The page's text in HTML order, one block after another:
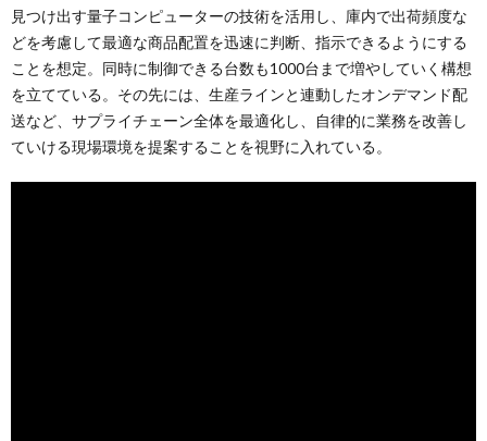
見つけ出す量子コンピューターの技術を活用し、庫内で出荷頻度な
どを考慮して最適な商品配置を迅速に判断、指示できるようにする
ことを想定。同時に制御できる台数も1000台まで増やしていく構想
を立てている。その先には、生産ラインと連動したオンデマンド配
送など、サプライチェーン全体を最適化し、自律的に業務を改善し
ていける現場環境を提案することを視野に入れている。